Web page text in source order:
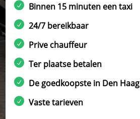
Binnen 15 minuten een taxi
24/7 bereikbaar
Prive chauffeur
Ter plaatse betalen
De goedkoopste in Den Haag
Vaste tarieven